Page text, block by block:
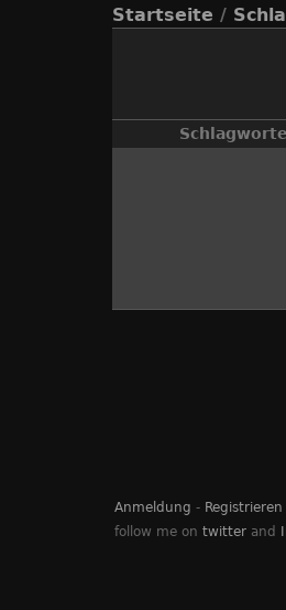
Startseite /
Schlagworte
Anmeldung - Registrieren
follow me on twitter and